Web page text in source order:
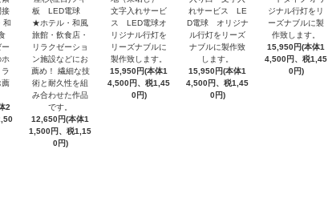
接
和
ホ
薦
2
板 LED電球
★ホテル・和風
旅館・飲食店・
リラクゼーショ
ン施設などにお
薦め！ 繊細な技
術と耐久性を組
み合わせた作品
です。
12,650円(本体1
1,500円、税1,15
0円)
文字入れサービ
ス LED電球オ
リジナル行灯を
リーズナブルに
製作致します。
15,950円(本体1
4,500円、税1,45
0円)
れサービス LE
D電球 オリジナ
ル行灯をリーズ
ナブルに製作致
します。
15,950円(本体1
4,500円、税1,45
0円)
ジナル行灯をリ
ーズナブルに製
作致します。
15,950円(本体1
4,500円、税1,45
0円)